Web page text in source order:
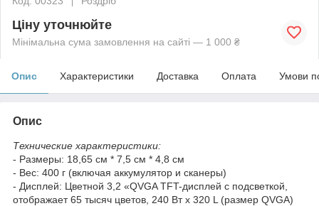
Ціну уточнюйте
Мінімальна сума замовлення на сайті — 1 000 ₴
Опис Характеристики Доставка Оплата Умови
Опис
Технические характеристики:
- Размеры: 18,65 см * 7,5 см * 4,8 см
- Вес: 400 г (включая аккумулятор и сканеры)
- Дисплей: Цветной 3,2 «QVGA TFT-дисплей с подсветкой,
отображает 65 тысяч цветов, 240 Вт х 320 L (размер QVGA)